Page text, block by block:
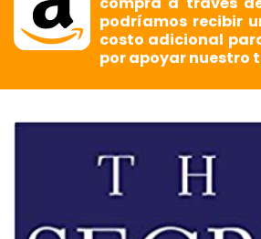
podríamos recibir
costo adicional
por apoyar nuestro